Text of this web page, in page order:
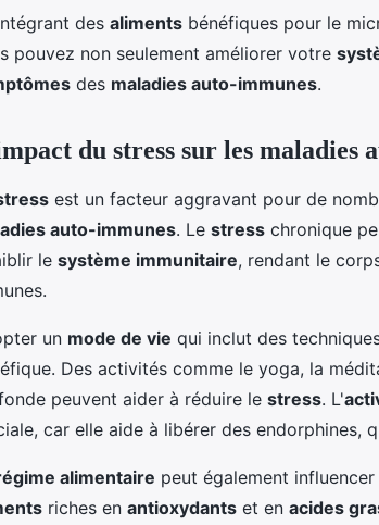
des aliments bénéfiques pour le
pouvez non seulement améliorer votre
des maladies auto-immunes.
du stress sur les maladies
est un facteur aggravant pour de
auto-immunes. Le stress chronique
le système immunitaire, rendant le
un mode de vie qui inclut des
Des activités comme le yoga, la
peuvent aider à réduire le stress. L'
car elle aide à libérer des endorphines,
alimentaire peut également
riches en antioxydants et en acides